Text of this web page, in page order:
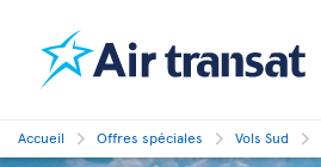
Accueil Offres spéciales Vols Sud